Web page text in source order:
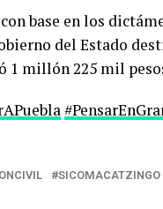
base en los
del Estado
1 millón 225 mil
SICOMACATZINGO